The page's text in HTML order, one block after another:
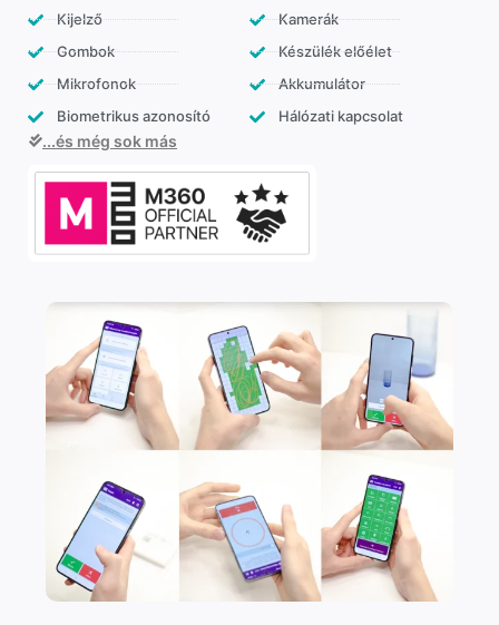
Kijelző
Gombok
Mikrofonok
Biometrikus azonosító
Kamerák
Készülék előélet
Akkumulátor
Hálózati kapcsolat
...és még sok más